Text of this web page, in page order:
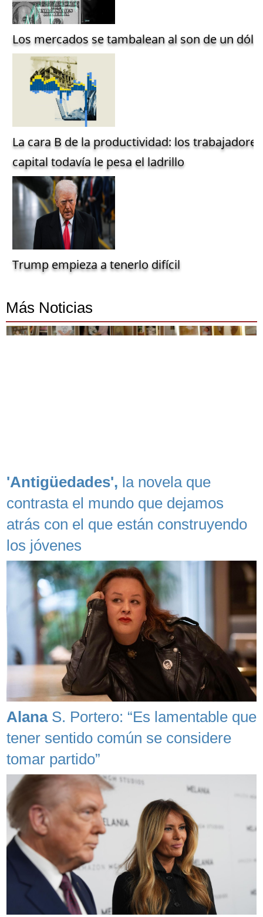
Los mercados se tambalean al son de un
La cara B de la productividad: los
capital todavía le pesa el ladrillo
Trump empieza a tenerlo difícil
Más Noticias
'Antigüedades', la novela que
contrasta el mundo que dejamos
atrás con el que están construyendo
los jóvenes
AlanaS. Portero: “Es lamentable que
tener sentido común se considere
tomar partido”